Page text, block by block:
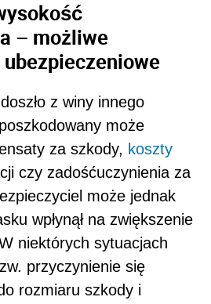
– możliwe
z winy innego
może
za szkody, koszty
czy zadośćuczynienia za
może jednak
wpłynął na zwiększenie
niektórych sytuacjach
przyczynienie się
rozmiaru szkody i